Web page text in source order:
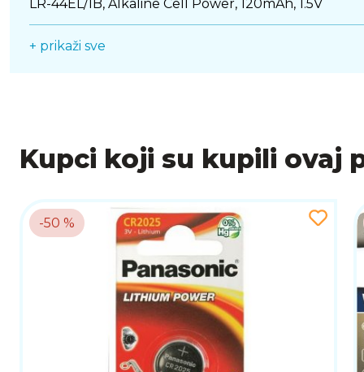
LR-44EL/1B, Alkaline Cell Power, 120mAh, 1.5V
+ prikaži sve
Kupci koji su kupili ovaj
-50 %